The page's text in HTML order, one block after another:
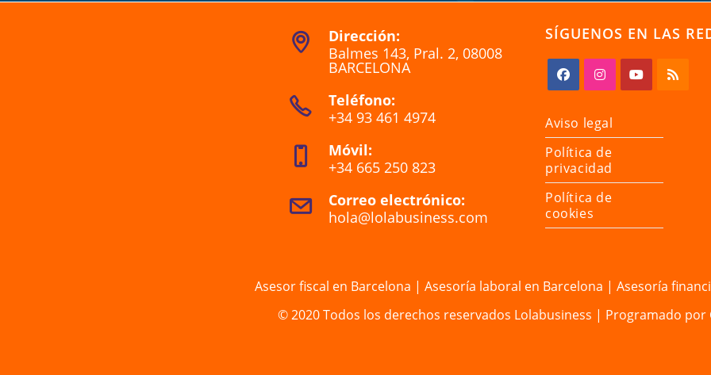
Dirección:
Balmes 143, Pral. 2, 08008
BARCELONA
Teléfono:
+34 93 461 4974
Móvil:
+34 665 250 823
Correo electrónico:
hola@lolabusiness.com
SÍGUENOS EN LAS
Aviso legal
Política de
privacidad
Política de
cookies
Asesor fiscal en Barcelona | Asesoría laboral en Barcelona | Asesoría
© 2020 Todos los derechos reservados Lolabusiness | Programado por